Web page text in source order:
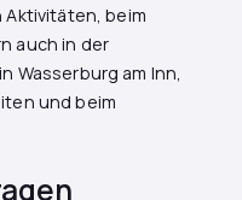
beim
auch in der
Wasserburg am Inn,
und beim